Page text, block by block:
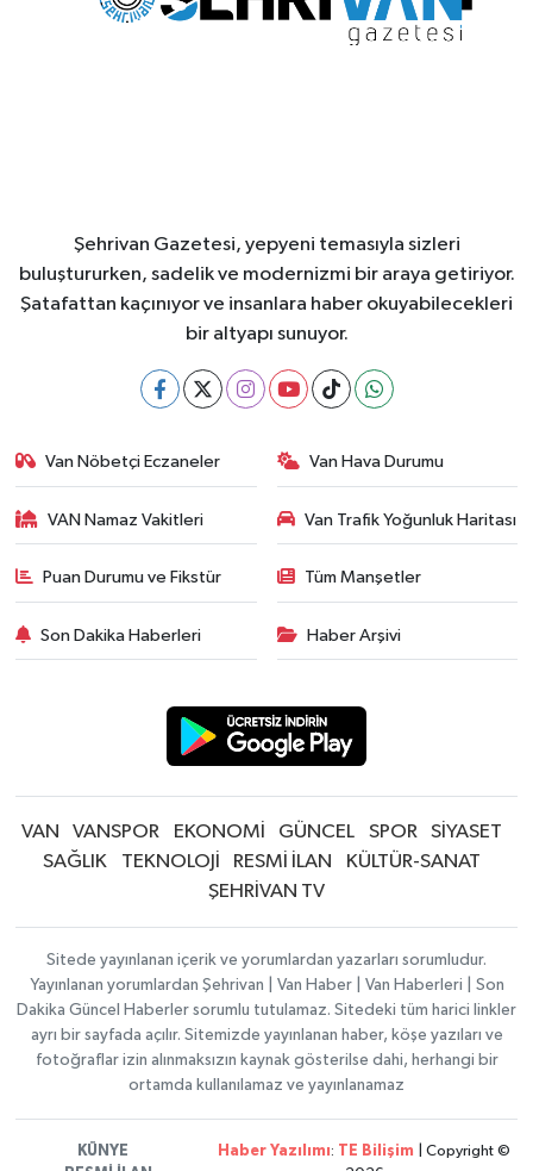
Şehrivan Gazetesi, yepyeni temasıyla sizleri
buluştururken, sadelik ve modernizmi bir araya getiriyor.
Şatafattan kaçınıyor ve insanlara haber okuyabilecekleri
bir altyapı sunuyor.
Van Nöbetçi Eczaneler Van Hava Durumu
VAN Namaz Vakitleri Van Trafik Yoğunluk Haritası
Puan Durumu ve Fikstür Tüm Manşetler
Son Dakika Haberleri Haber Arşivi
VAN VANSPOR EKONOMİ GÜNCEL SPOR
SİYASET
SAĞLIK
TEKNOLOJİ RESMİ İLAN
KÜLTÜR-SANAT
ŞEHRİVAN TV
Sitede yayınlanan içerik ve yorumlardan yazarları sorumludur.
Yayınlanan yorumlardan Şehrivan | Van Haber | Van Haberleri | Son
Dakika Güncel Haberler sorumlu tutulamaz. Sitedeki tüm harici linkler
ayrı bir sayfada açılır. Sitemizde yayınlanan haber, köşe yazıları ve
fotoğraflar izin alınmaksızın kaynak gösterilse dahi, herhangi bir
ortamda kullanılamaz ve yayınlanamaz
KÜNYE
Haber Yazılımı: TE Bilişim | Copyright ©